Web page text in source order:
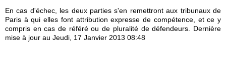
En cas d'échec, les deux parties s'en remettront aux tribunaux de
Paris à qui elles font attribution expresse de compétence, et ce y
compris en cas de référé ou de pluralité de défendeurs.
Dernière
mise à jour au Jeudi, 17 Janvier 2013 08:48